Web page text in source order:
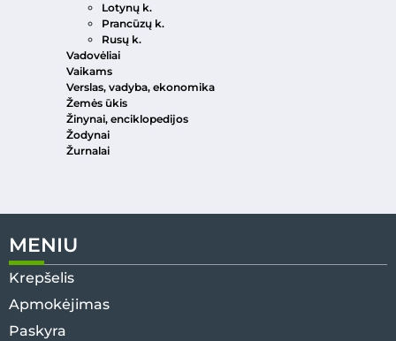
Lotynų k.
Prancūzų k.
Rusų k.
Vadovėliai
Vaikams
Verslas, vadyba, ekonomika
Žemės ūkis
Žinynai, enciklopedijos
Žodynai
Žurnalai
MENIU
Krepšelis
Apmokėjimas
Paskyra